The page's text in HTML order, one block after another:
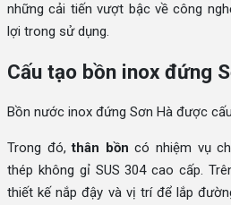
những cải tiến vượt bậc về công
lợi trong sử dụng.
Cấu tạo bồn inox đứng
Bồn nước inox đứng Sơn Hà được
Trong đó,thân bồn có nhiệm vụ
thép không gỉ SUS 304 cao cấp.
thiết kế nắp đậy và vị trí để lắp